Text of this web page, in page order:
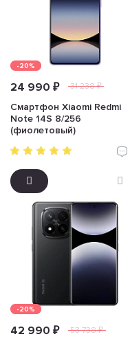
-20%
24 990 ₽ 31 238 ₽
Смартфон Xiaomi Redmi
Note 14S 8/256
(фиолетовый)
-20%
42 990 ₽ 53 738 ₽